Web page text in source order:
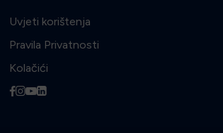
Uvjeti korištenja
Pravila Privatnosti
Kolačići
fiyl